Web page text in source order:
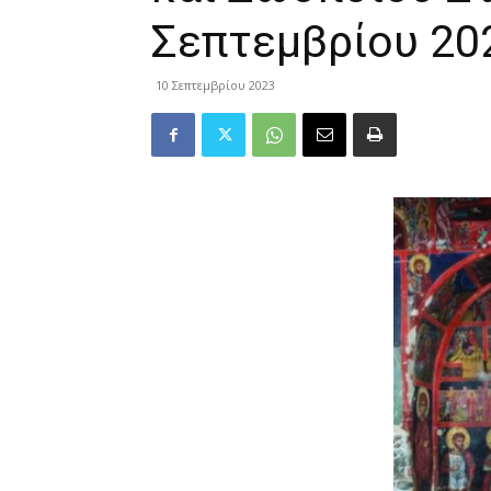
Σεπτεμβρίου
10 Σεπτεμβρίου 2023